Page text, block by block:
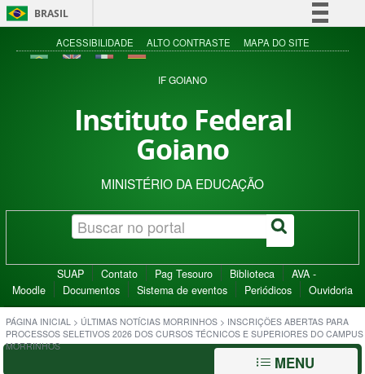
BRASIL
Simplifique!
Acesso à informação
ACESSIBILIDADE ALTO CONTRASTE MAPA DO SITE
IF GOIANO
Instituto Federal
Goiano
MINISTÉRIO DA EDUCAÇÃO
SUAP Contato Pag Tesouro Biblioteca
AVA -
Moodle
Documentos Sistema de eventos Periódicos Ouvidoria
PÁGINA INICIAL > ÚLTIMAS NOTÍCIAS MORRINHOS > INSCRIÇÕES ABERTAS PARA
PROCESSOS SELETIVOS 2026 DOS CURSOS TÉCNICOS E SUPERIORES DO CAMPUS
MORRINHOS
MENU